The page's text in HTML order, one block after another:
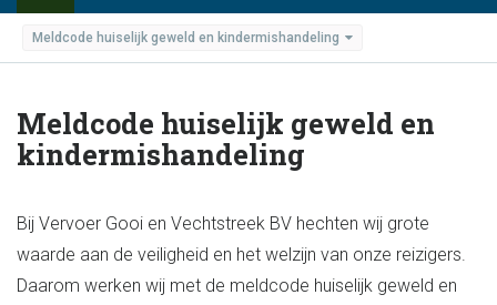
Meldcode huiselijk geweld en kindermishandeling
Meldcode huiselijk geweld en
kindermishandeling
Bij Vervoer Gooi en Vechtstreek BV hechten wij grote
waarde aan de veiligheid en het welzijn van onze reizigers.
Daarom werken wij met de meldcode huiselijk geweld en